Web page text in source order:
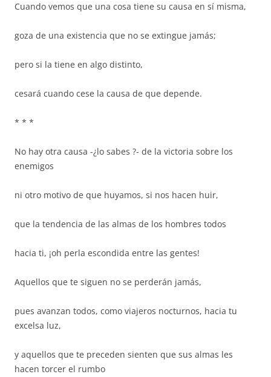
Cuando vemos que una cosa tiene su causa en sí misma,
goza de una existencia que no se extingue jamás;
pero si la tiene en algo distinto,
cesará cuando cese la causa de que depende.
* * *
No hay otra causa -¿lo sabes ?- de la victoria sobre los
enemigos
ni otro motivo de que huyamos, si nos hacen huir,
que la tendencia de las almas de los hombres todos
hacia ti, ¡oh perla escondida entre las gentes!
Aquellos que te siguen no se perderán jamás,
pues avanzan todos, como viajeros nocturnos, hacia tu
excelsa luz,
y aquellos que te preceden sienten que sus almas les
hacen torcer el rumbo